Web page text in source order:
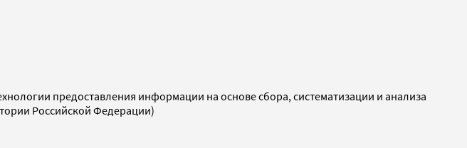
предоставления информации на основе сбора, систематизации и анализа
Российской Федерации)